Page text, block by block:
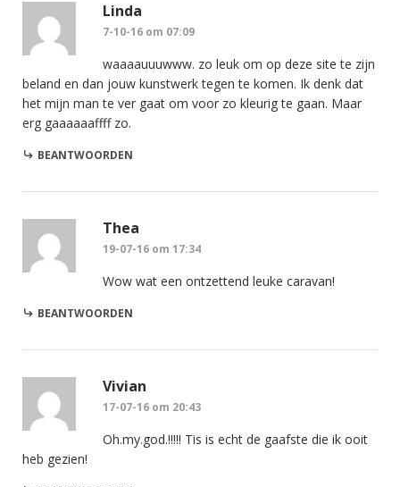
Linda
7-10-16 om 07:09
waaaauuuwww. zo leuk om op deze site te zijn
beland en dan jouw kunstwerk tegen te komen. Ik denk dat
het mijn man te ver gaat om voor zo kleurig te gaan. Maar
erg gaaaaaaffff zo.
BEANTWOORDEN
Thea
19-07-16 om 17:34
Wow wat een ontzettend leuke caravan!
BEANTWOORDEN
Vivian
17-07-16 om 20:43
Oh.my.god.!!!!! Tis is echt de gaafste die ik ooit
heb gezien!